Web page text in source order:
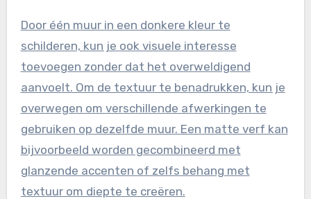
Door één muur in een donkere kleur te
schilderen, kun je ook visuele interesse
toevoegen zonder dat het overweldigend
aanvoelt. Om de textuur te benadrukken, kun je
overwegen om verschillende afwerkingen te
gebruiken op dezelfde muur. Een matte verf kan
bijvoorbeeld worden gecombineerd met
glanzende accenten of zelfs behang met
textuur om diepte te creëren.